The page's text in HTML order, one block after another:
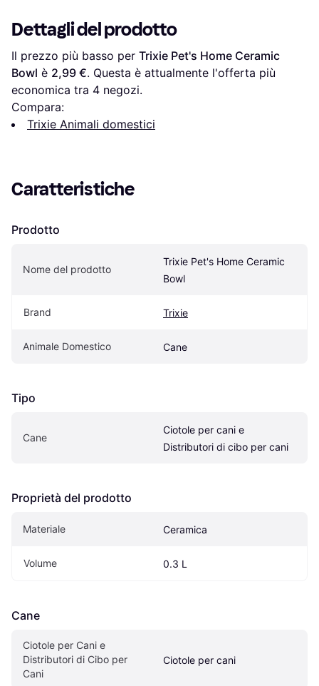
Dettagli del prodotto
Il prezzo più basso per Trixie Pet's Home Ceramic
Bowl è 2,99 €. Questa è attualmente l'offerta più
economica tra 4 negozi.
Compara:
Trixie Animali domestici
Caratteristiche
Prodotto
Nome del prodotto
Trixie Pet's Home Ceramic
Bowl
Brand Trixie
Animale Domestico Cane
Tipo
Cane
Ciotole per cani e
Distributori di cibo per cani
Proprietà del prodotto
Materiale Ceramica
Volume 0.3 L
Cane
Ciotole per Cani e
Distributori di Cibo per
Cani
Ciotole per cani